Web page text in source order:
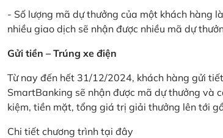
- Số lượng mã dự thưởng của một khách hàng
nhiều giao dịch sẽ nhận được nhiều mã dự
Gửi tiền – Trúng xe điện
Từ nay đến hết 31/12/2024, khách hàng gửi
SmartBanking sẽ nhận được mã dự thưởng và
kiệm, tiền mặt, tổng giá trị giải thưởng lên tới
Chi tiết chương trình tại đây